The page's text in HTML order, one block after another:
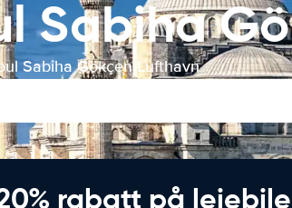
Sabiha
Sabiha Gökçen Lufthavn
rabatt på